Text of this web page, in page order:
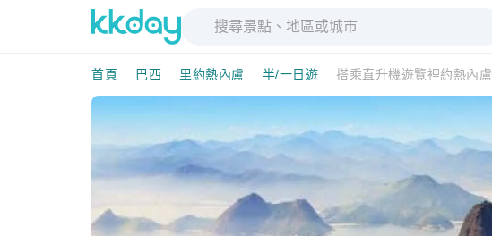
首頁 巴西 里約熱內盧 半/一日遊 搭乘直升機遊覽裡約熱內盧